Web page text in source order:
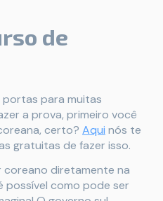
de
portas para muitas
a prova, primeiro você
certo? Aqui nós te
gratuitas de fazer isso.
coreano diretamente na
possível como pode ser